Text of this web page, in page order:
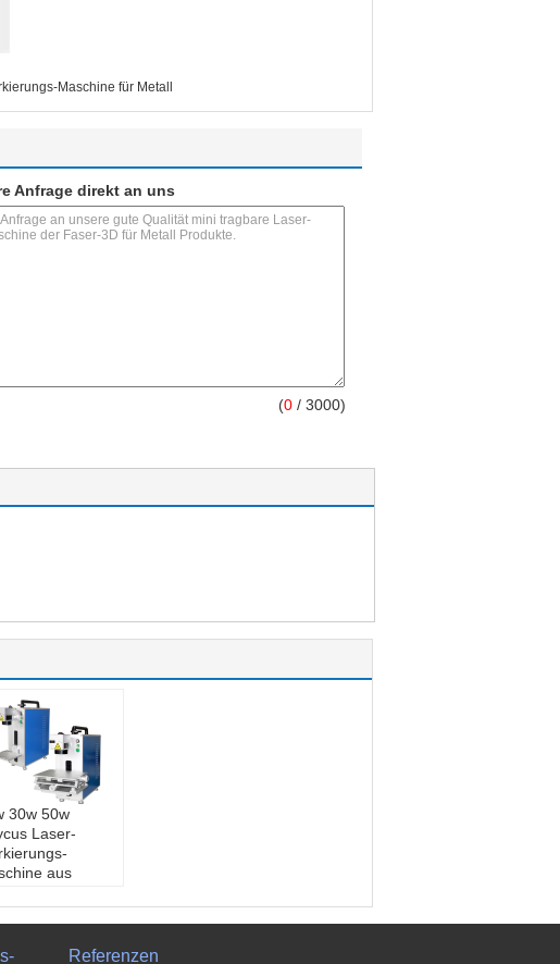
Maschine für Metall
Anfrage direkt an uns
(0 / 3000)
30w 50w
Laser-
aus
Edelstahl-
Referenzen